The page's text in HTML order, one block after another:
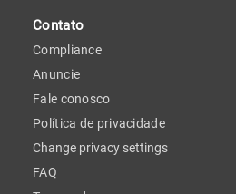
Contato
Compliance
Anuncie
Fale conosco
Política de privacidade
Change privacy settings
FAQ